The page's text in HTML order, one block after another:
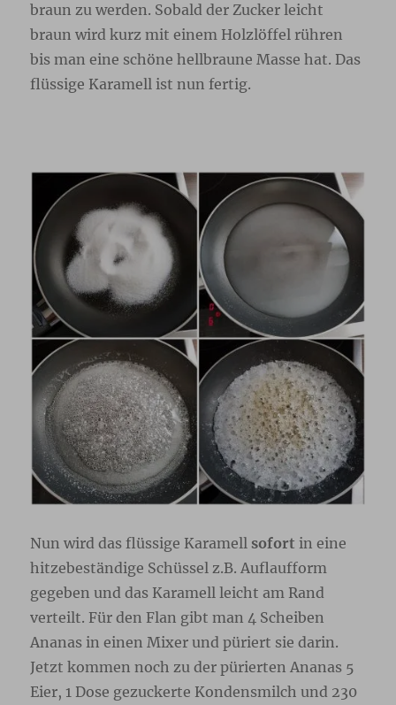
braun zu werden. Sobald der Zucker leicht
braun wird kurz mit einem Holzlöffel rühren
bis man eine schöne hellbraune Masse hat. Das
flüssige Karamell ist nun fertig.
Nun wird das flüssige Karamell sofort in eine
hitzebeständige Schüssel z.B. Auflaufform
gegeben und das Karamell leicht am Rand
verteilt. Für den Flan gibt man 4 Scheiben
Ananas in einen Mixer und püriert sie darin.
Jetzt kommen noch zu der pürierten Ananas 5
Eier, 1 Dose gezuckerte Kondensmilch und 230